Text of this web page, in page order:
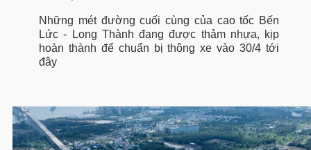
Những mét đường cuối cùng của cao tốc Bến
Lức - Long Thành đang được thảm nhựa, kịp
hoàn thành để chuẩn bị thông xe vào 30/4 tới
đây